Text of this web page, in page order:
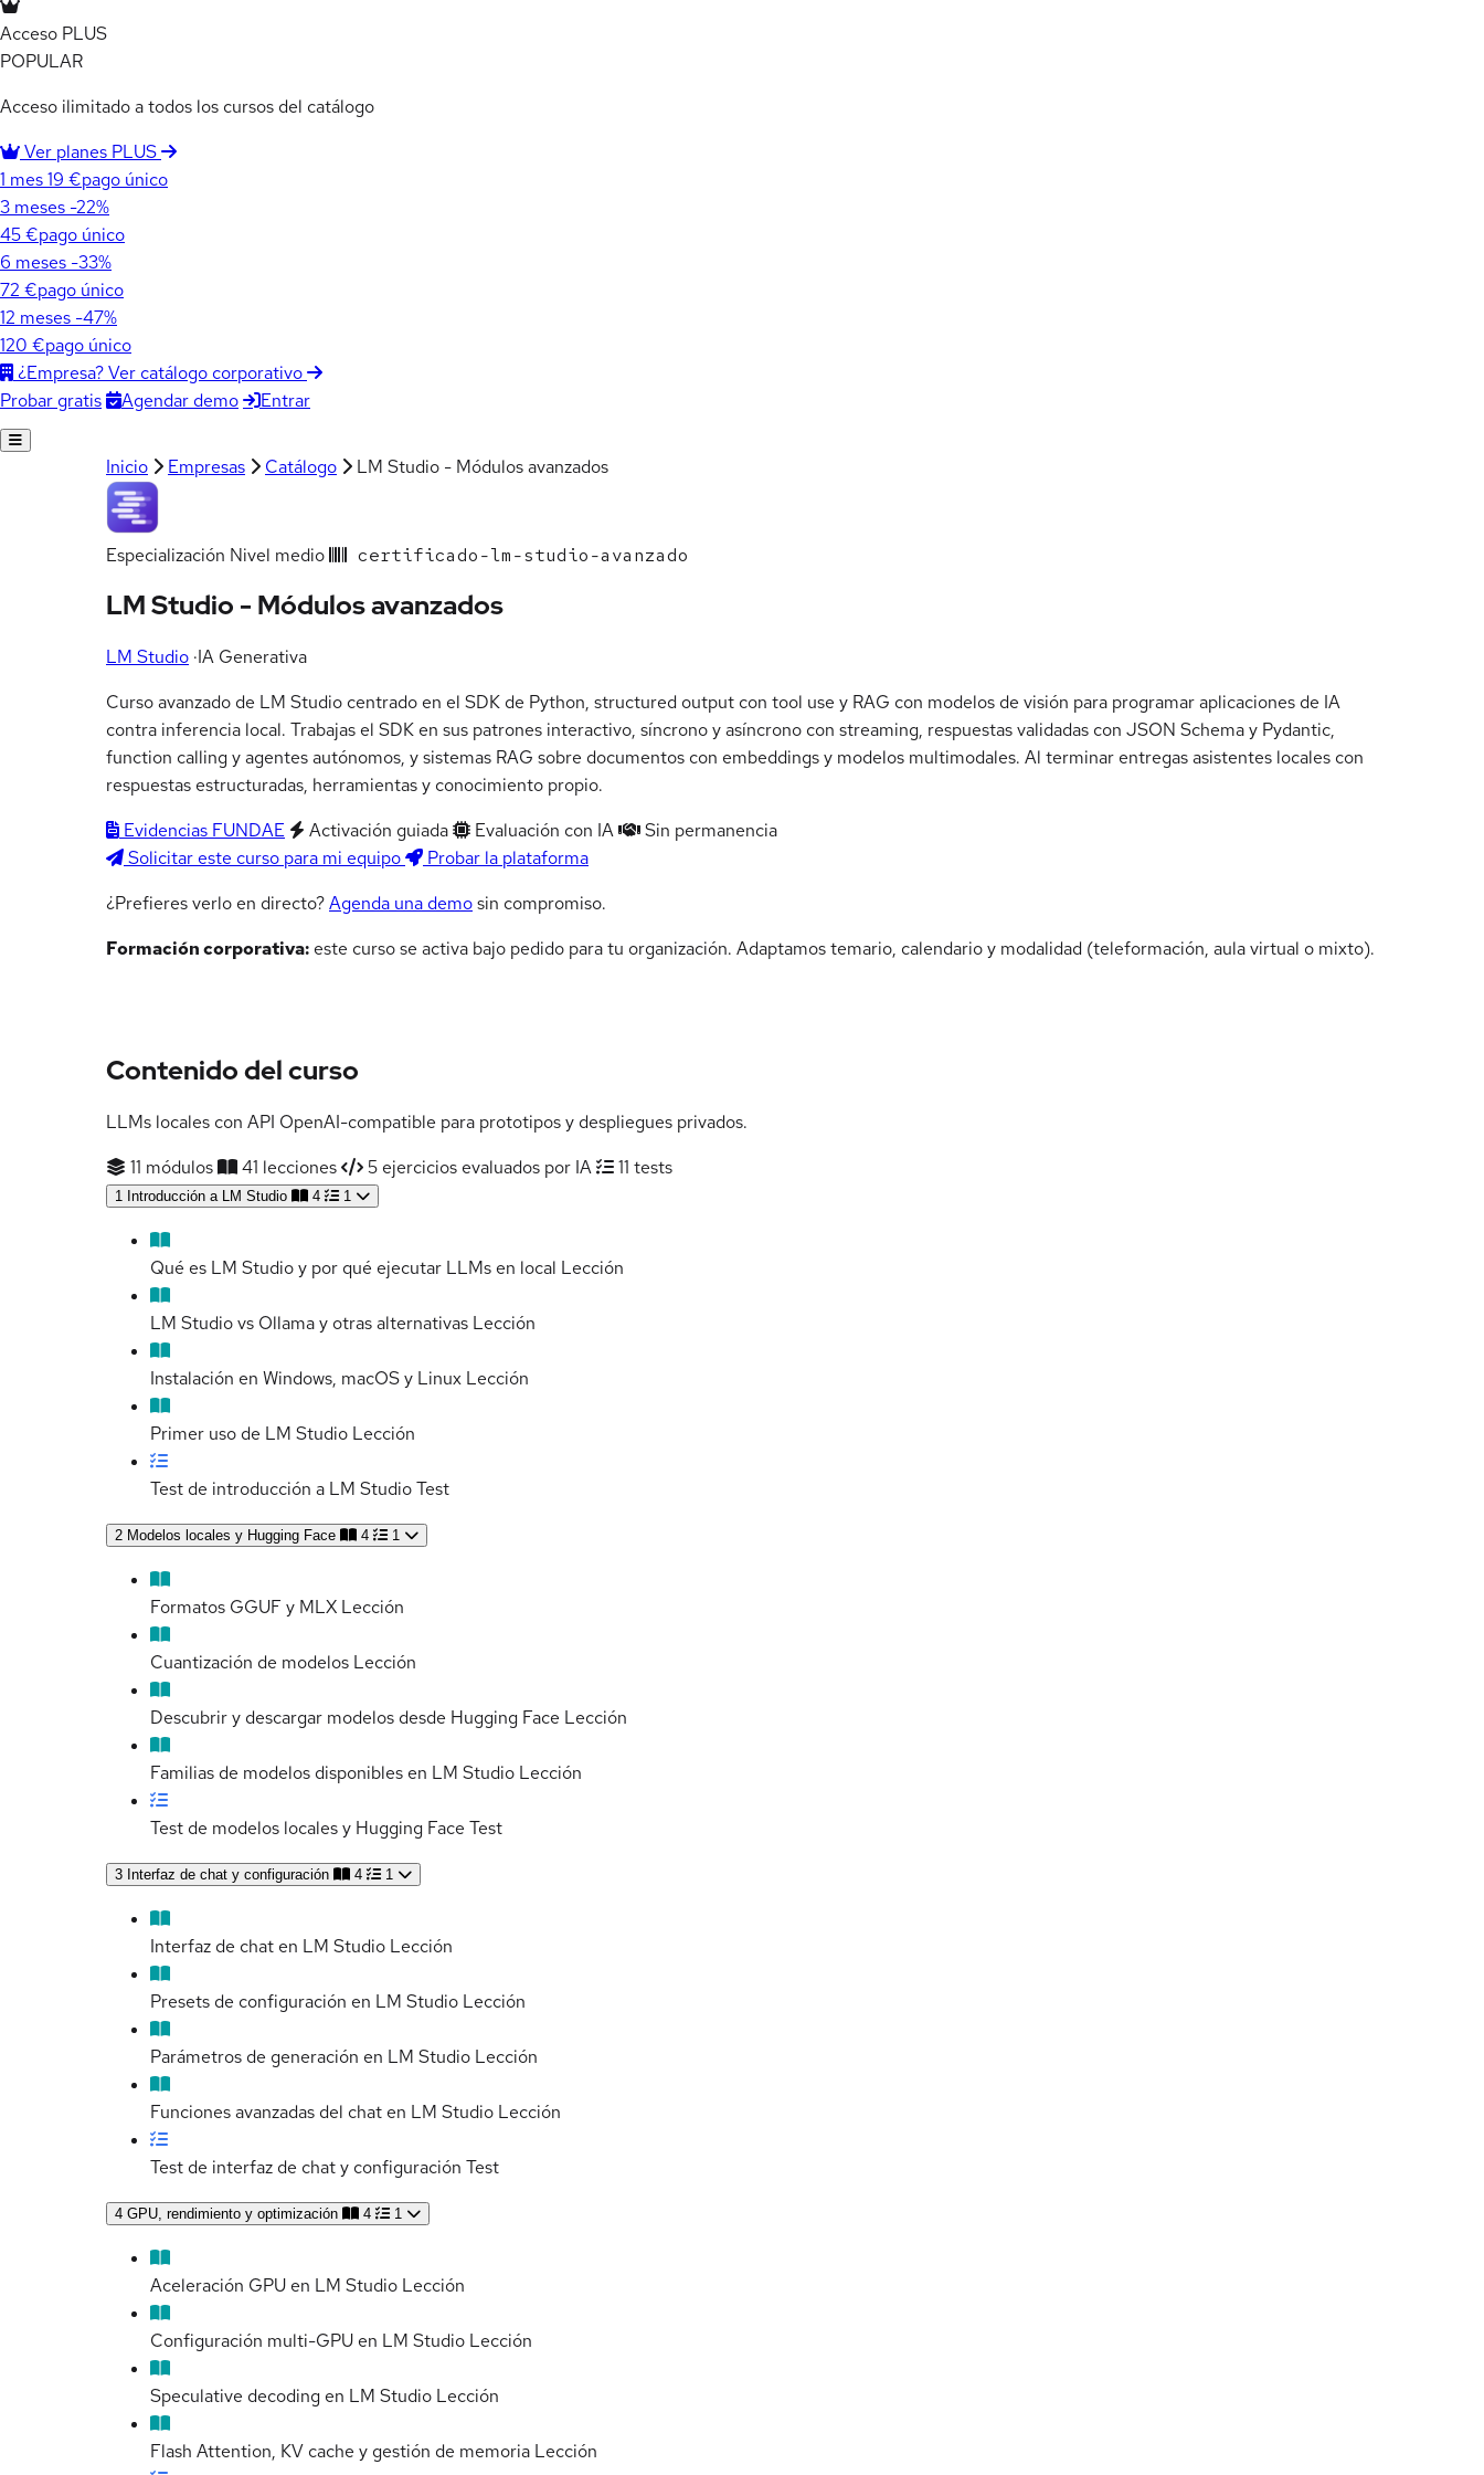
Acceso PLUS
POPULAR
Acceso ilimitado a todos los cursos del catálogo
Ver planes PLUS
1 mes19 €pago único
3 meses -22%
45 €pago único
6 meses -33%
72 €pago único
12 meses -47%
120 €pago único
¿Empresa? Ver catálogo corporativo
Probar gratis
Agendar demo Entrar
Inicio Empresas Catálogo LM Studio - Módulos avanzados
Especialización Nivel medio certificado-lm-studio-avanzado
LM Studio - Módulos avanzados
LM Studio ·IA Generativa
Curso avanzado de LM Studio centrado en el SDK de Python, structured output con tool use y RAG con modelos de visión para programar aplicaciones de IA
contra inferencia local. Trabajas el SDK en sus patrones interactivo, síncrono y asíncrono con streaming, respuestas validadas con JSON Schema y Pydantic,
function calling y agentes autónomos, y sistemas RAG sobre documentos con embeddings y modelos multimodales. Al terminar entregas asistentes locales con
respuestas estructuradas, herramientas y conocimiento propio.
Evidencias FUNDAE
Activación guiada Evaluación con IA
Sin permanencia
Solicitar este curso para mi equipo
Probar la plataforma
¿Prefieres verlo en directo?Agenda una demosin compromiso.
Formación corporativa: este curso se activa bajo pedido para tu organización. Adaptamos temario, calendario y modalidad (teleformación, aula virtual o mixto).
Contenido del curso
LLMs locales con API OpenAI-compatible para prototipos y despliegues privados.
11 módulos
41 lecciones 5 ejercicios evaluados por IA 11 tests
1 Introducción a LM Studio 4 1
Qué es LM Studio y por qué ejecutar LLMs en local Lección
LM Studio vs Ollama y otras alternativas Lección
Instalación en Windows, macOS y Linux Lección
Primer uso de LM Studio Lección
Test de introducción a LM StudioTest
2 Modelos locales y Hugging Face 4 1
Formatos GGUF y MLX Lección
Cuantización de modelos Lección
Descubrir y descargar modelos desde Hugging Face Lección
Familias de modelos disponibles en LM Studio Lección
Test de modelos locales y Hugging Face Test
3 Interfaz de chat y configuración 4 1
Interfaz de chat en LM Studio Lección
Presets de configuración en LM Studio Lección
Parámetros de generación en LM Studio Lección
Funciones avanzadas del chat en LM Studio Lección
Test de interfaz de chat y configuración Test
4 GPU, rendimiento y optimización 4 1
Aceleración GPU en LM Studio Lección
Configuración multi-GPU en LM Studio Lección
Speculative decoding en LM Studio Lección
Flash Attention, KV cache y gestión de memoria Lección